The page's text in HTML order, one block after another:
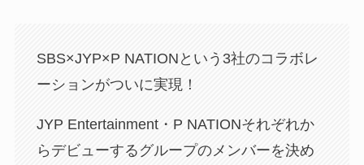
SBS×JYP×P NATIONという3社のコラボレ
ーションがついに実現！
JYP Entertainment・ P NATIONそれぞれか
らデビューするグループのメンバーを決め